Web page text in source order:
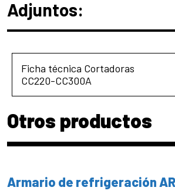
Adjuntos:
Ficha técnica Cortadoras
CC220-CC300A
Otros productos
Armario de refrigeración